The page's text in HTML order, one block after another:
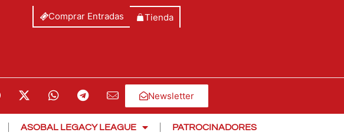
Comprar Entradas Tienda
Newsletter
ASOBAL LEGACY LEAGUE PATROCINADORES